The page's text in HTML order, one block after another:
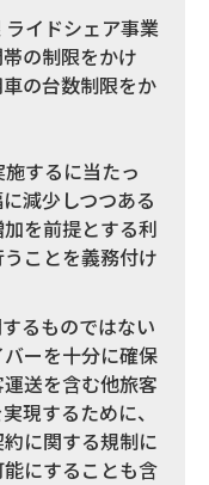
イドシェア事業
の制限をかけ
の台数制限をか
するに当たっ
減少しつつある
を前提とする利
ことを義務付け
るものではない
ーを十分に確保
送を含む他旅客
現するために、
に関する規制に
にすることも含